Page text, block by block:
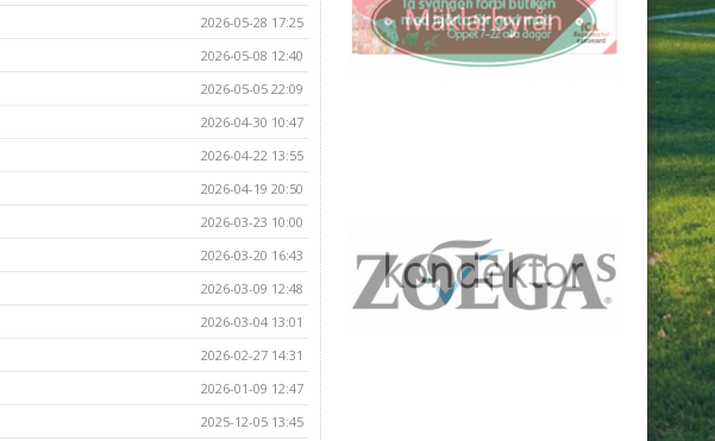
2026-05-28 17:25
2026-05-08 12:40
2026-05-05 22:09
2026-04-30 10:47
2026-04-22 13:55
2026-04-19 20:50
2026-03-23 10:00
2026-03-20 16:43
2026-03-09 12:48
2026-03-04 13:01
2026-02-27 14:31
2026-01-09 12:47
2025-12-05 13:45